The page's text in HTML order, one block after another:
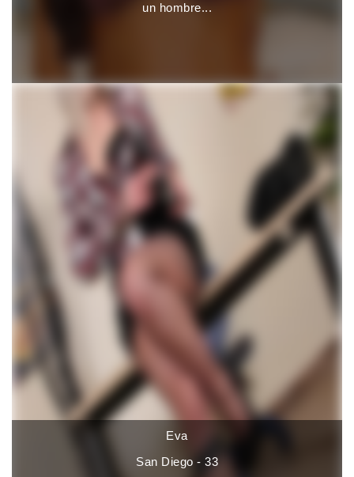
un hombre...
Eva
San Diego - 33